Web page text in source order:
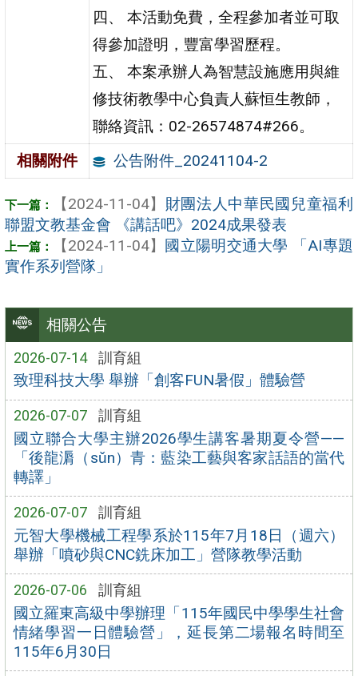
相關公告
2026-07-14 訓育組
致理科技大學 舉辦「創客FUN暑假」體驗營
2026-07-07 訓育組
國立聯合大學主辦2026學生講客暑期夏令營——
「後龍漘（sǔn）青：藍染工藝與客家話語的當代
轉譯」
2026-07-07 訓育組
元智大學機械工程學系於115年7月18日（週六）
舉辦「噴砂與CNC銑床加工」營隊教學活動
2026-07-06 訓育組
國立羅東高級中學辦理「115年國民中學學生社會
情緒學習一日體驗營」，延長第二場報名時間至
115年6月30日
四、 本活動免費，全程參加者並可取
得參加證明，豐富學習歷程。
五、 本案承辦人為智慧設施應用與維
修技術教學中心負責人蘇恒生教師，
聯絡資訊：02-26574874#266。
相關附件
公告附件_20241104-2
【2024-11-04】 財團法人中華民國兒童福利
聯盟文教基金會 《講話吧》2024成果發表
【2024-11-04】 國立陽明交通大學 「AI專題
實作系列營隊」